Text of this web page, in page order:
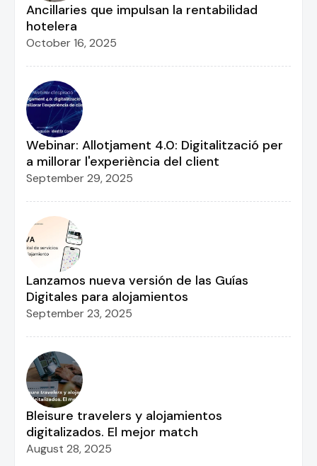
Ancillaries que impulsan la rentabilidad
hotelera
October 16, 2025
Webinar: Allotjament 4.0: Digitalització per
a millorar l'experiència del client
September 29, 2025
Lanzamos nueva versión de las Guías
Digitales para alojamientos
September 23, 2025
Bleisure travelers y alojamientos
digitalizados. El mejor match
August 28, 2025